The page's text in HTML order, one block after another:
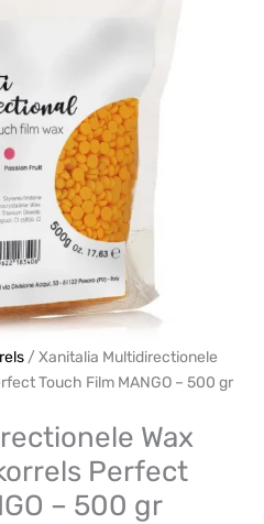
/ Xanitalia Multidirectionele
Touch Film MANGO – 500 gr
Wax
Perfect
– 500 gr